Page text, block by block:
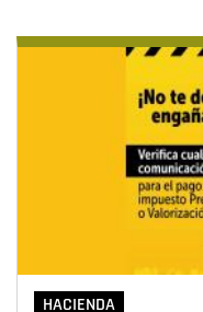
HACIENDA